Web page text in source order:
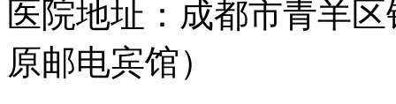
医院地址：成都市青羊
原邮电宾馆）